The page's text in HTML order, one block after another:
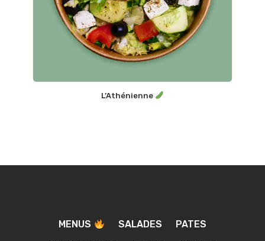
L’Athénienne
MENUS SALADES PATES